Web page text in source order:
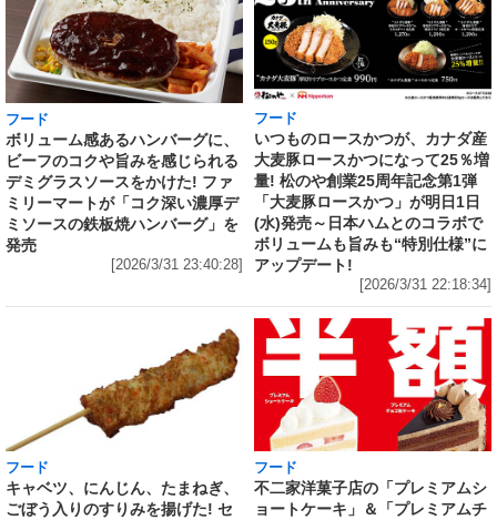
フード
ボリューム感あるハンバーグに、
ビーフのコクや旨みを感じられる
デミグラスソースをかけた! ファ
ミリーマートが「コク深い濃厚デ
ミソースの鉄板焼ハンバーグ」を
発売
[2026/3/31 23:40:28]
フード
いつものロースかつが、カナダ産
大麦豚ロースかつになって25％増
量! 松のや創業25周年記念第1弾
「大麦豚ロースかつ」が明日1日
(水)発売～日本ハムとのコラボで
ボリュームも旨みも“特別仕様”に
アップデート!
[2026/3/31 22:18:34]
フード
キャベツ、にんじん、たまねぎ、
ごぼう入りのすりみを揚げた! セ
フード
不二家洋菓子店の「プレミアムシ
ョートケーキ」＆「プレミアムチ